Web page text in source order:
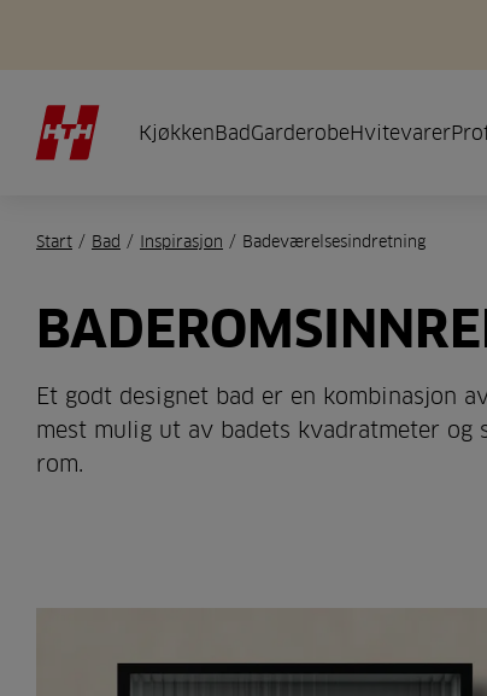
KjøkkenBadGarderobeHvitevarer
Start / Bad / Inspirasjon / Badeværelsesindretning
Et godt designet bad er en kombinasjon
mest mulig ut av badets kvadratmeter
rom.